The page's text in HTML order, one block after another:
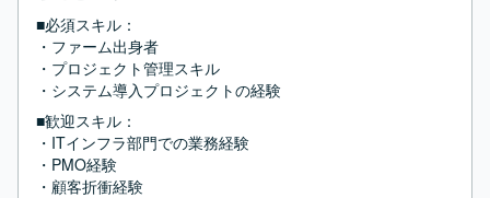
■必須スキル：
・ファーム出身者
・プロジェクト管理スキル
・システム導入プロジェクトの経験
■歓迎スキル：
・ITインフラ部門での業務経験
・PMO経験
・顧客折衝経験